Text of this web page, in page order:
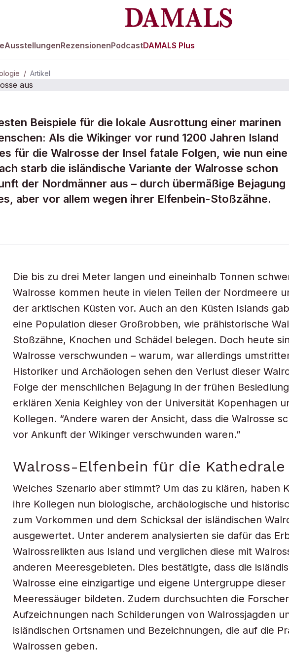
AusstellungenRezensionenPodcastDAMALS Plus
/ Artikel
rotteten Island-
aus
Beispiele für die lokale Ausrottung einer marinen
Als die Wikinger vor rund 1200 Jahren Island
für die Walrosse der Insel fatale Folgen, wie nun eine
starb die isländische Variante der Walrosse schon
der Nordmänner aus – durch übermäßige Bejagung
aber vor allem wegen ihrer Elfenbein-Stoßzähne.
Die bis zu drei Meter langen und eineinhalb Tonnen
Walrosse kommen heute in vielen Teilen der Nordmeere
der arktischen Küsten vor. Auch an den Küsten Islands
eine Population dieser Großrobben, wie prähistorische
Stoßzähne, Knochen und Schädel belegen. Doch heute
Walrosse verschwunden – warum, war allerdings
Historiker und Archäologen sehen den Verlust dieser
Folge der menschlichen Bejagung in der frühen
erklären Xenia Keighley von der Universität Kopenhagen
Kollegen. “Andere waren der Ansicht, dass die Walrosse
vor Ankunft der Wikinger verschwunden waren.”
Walross-Elfenbein für die Kathedrale
Welches Szenario aber stimmt? Um das zu klären, haben
ihre Kollegen nun biologische, archäologische und
zum Vorkommen und dem Schicksal der isländischen
ausgewertet. Unter anderem analysierten sie dafür das
Walrossrelikten aus Island und verglichen diese mit
anderen Meeresgebieten. Dies bestätigte, dass die
Walrosse eine einzigartige und eigene Untergruppe dieser
Meeressäuger bildeten. Zudem durchsuchten die
Aufzeichnungen nach Schilderungen von Walrossjagden
isländischen Ortsnamen und Bezeichnungen, die auf die
Walrossen geben.